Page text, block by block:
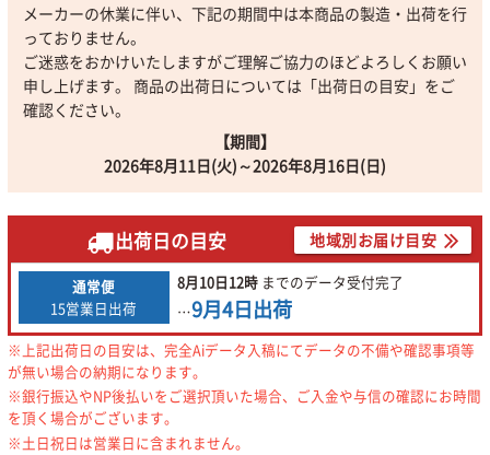
メーカーの休業に伴い、下記の期間中は本商品の製造・出荷を行
っておりません。
ご迷惑をおかけいたしますがご理解ご協力のほどよろしくお願い
申し上げます。 商品の出荷日については「出荷日の目安」をご
確認ください。
【期間】
2026年8月11日(火)～2026年8月16日(日)
出荷日の目安 地域別お届け目安
通常便
15営業日出荷
8月10日12時までのデータ受付完了
…9月4日出荷
※上記出荷日の目安は、完全Aiデータ入稿にてデータの不備や確認事項等
が無い場合の納期になります。
※銀行振込やNP後払いをご選択頂いた場合、ご入金や与信の確認にお時間
を頂く場合がございます。
※土日祝日は営業日に含まれません。